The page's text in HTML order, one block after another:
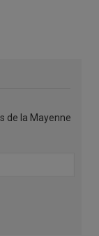
de la Mayenne